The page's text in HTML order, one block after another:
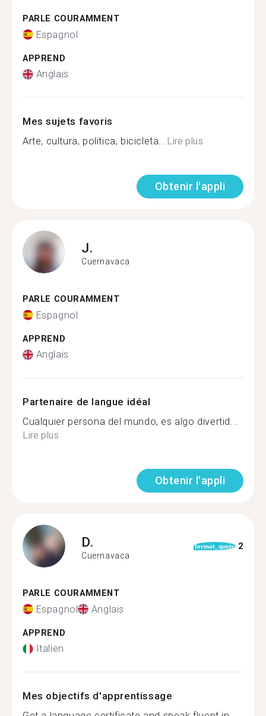
PARLE COURAMMENT
Espagnol
APPREND
Anglais
Mes sujets favoris
Arte, cultura, politica, bicicleta...Lire plus
Obtenir l'appli
J.
Cuernavaca
PARLE COURAMMENT
Espagnol
APPREND
Anglais
Partenaire de langue idéal
Cualquier persona del mundo, es algo divertid...
Lire plus
Obtenir l'appli
D.
Cuernavaca
format_quote 2
PARLE COURAMMENT
Espagnol Anglais
APPREND
Italien
Mes objectifs d'apprentissage